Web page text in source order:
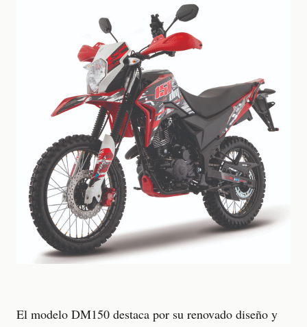
El modelo DM150 destaca por su renovado diseño y